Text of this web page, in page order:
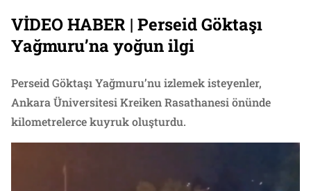
VİDEO HABER | Perseid Göktaşı
Yağmuru’na yoğun ilgi
Perseid Göktaşı Yağmuru’nu izlemek isteyenler,
Ankara Üniversitesi Kreiken Rasathanesi önünde
kilometrelerce kuyruk oluşturdu.